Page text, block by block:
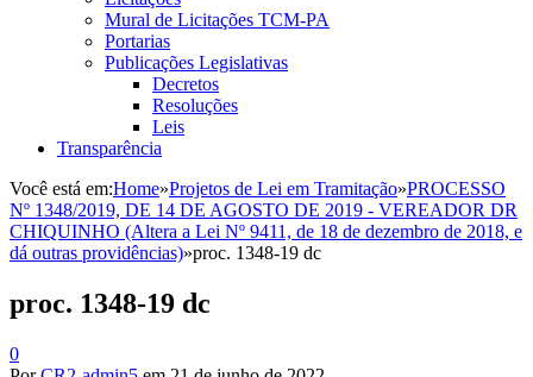
Mural de Licitações TCM-PA
Portarias
Publicações Legislativas
Decretos
Resoluções
Leis
Transparência
Você está em:Home»Projetos de Lei em Tramitação»PROCESSO
Nº 1348/2019, DE 14 DE AGOSTO DE 2019 - VEREADOR DR
CHIQUINHO (Altera a Lei Nº 9411, de 18 de dezembro de 2018, e
dá outras providências)»proc. 1348-19 dc
proc. 1348-19 dc
0